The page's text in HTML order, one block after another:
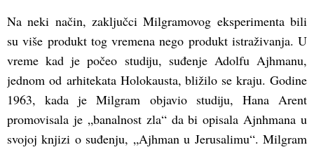
Na neki način, zaključci Milgramovog eksperimenta bili
su više produkt tog vremena nego produkt istraživanja. U
vreme kad je počeo studiju, suđenje Adolfu Ajhmanu,
jednom od arhitekata Holokausta, bližilo se kraju. Godine
1963, kada je Milgram objavio studiju, Hana Arent
promovisala je „banalnost zla“ da bi opisala Ajnhmana u
svojoj knjizi o suđenju, „Ajhman u Jerusalimu“. Milgram